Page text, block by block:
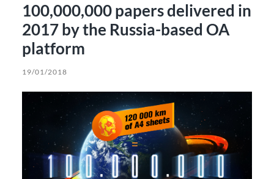
100,000,000 papers delivered in
2017 by the Russia-based OA
platform
19/01/2018